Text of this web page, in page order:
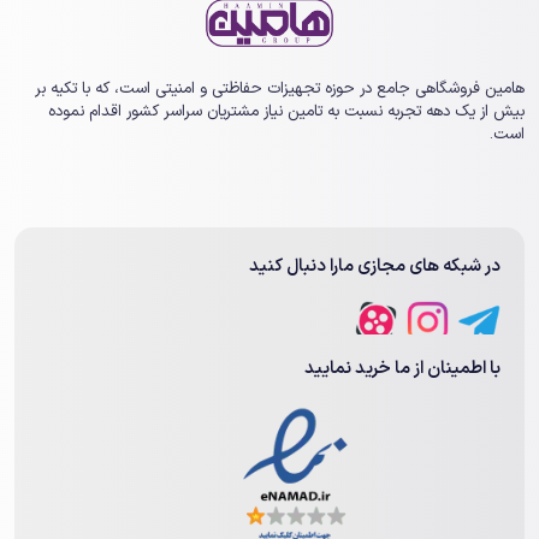
هامین فروشگاهی جامع در حوزه تجهیزات حفاظتی و امنیتی است، که با تکیه بر
بیش از یک ‏دهه تجربه نسبت به تامین نیاز مشتریان سراسر کشور اقدام نموده
است.
در شبکه های مجازی مارا دنبال کنید
با اطمینان از ما خرید نمایید